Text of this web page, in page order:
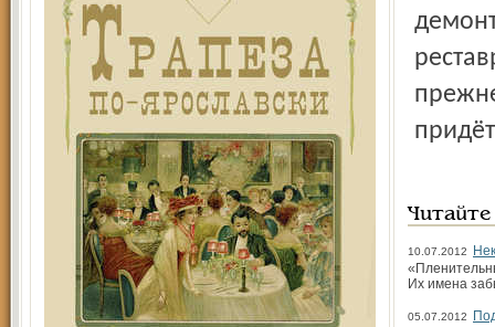
10.07.2012
Их имена
05.07.2012